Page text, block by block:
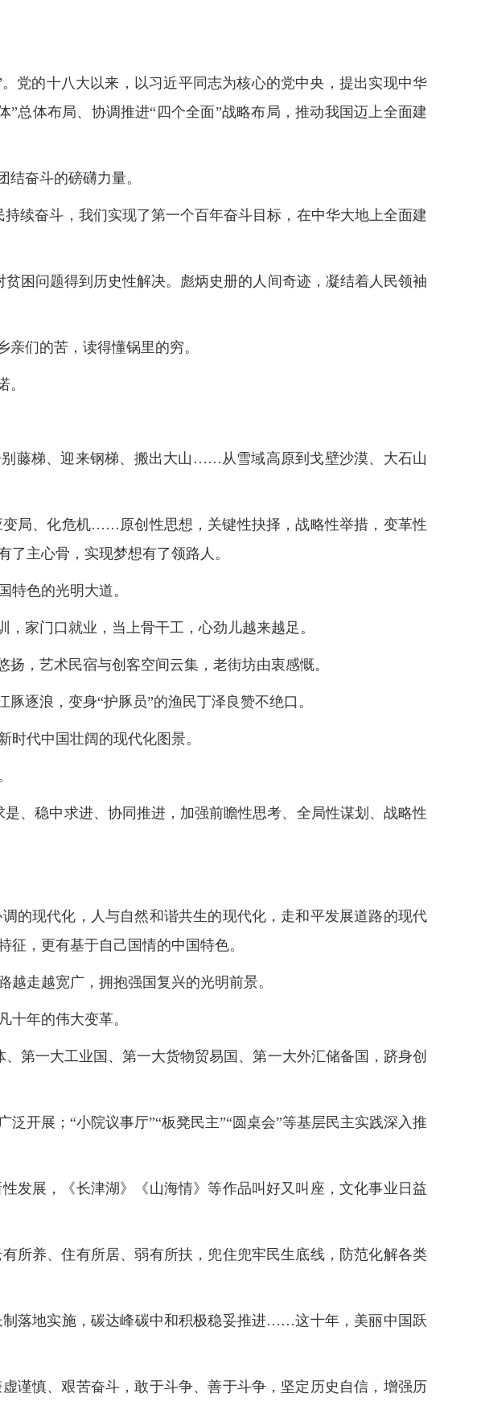
党的十八大以来，以习近平同志为核心的党中央，提出实现中华
总体布局、协调推进“四个全面”战略布局，推动我国迈上全面建
奋斗的磅礴力量。
续奋斗，我们实现了第一个百年奋斗目标，在中华大地上全面建
困问题得到历史性解决。彪炳史册的人间奇迹，凝结着人民领袖
们的苦，读得懂锅里的穷。
藤梯、迎来钢梯、搬出大山……从雪域高原到戈壁沙漠、大石山
局、化危机……原创性思想，关键性抉择，战略性举措，变革性
主心骨，实现梦想有了领路人。
色的光明大道。
家门口就业，当上骨干工，心劲儿越来越足。
，艺术民宿与创客空间云集，老街坊由衷感慨。
逐浪，变身“护豚员”的渔民丁泽良赞不绝口。
代中国壮阔的现代化图景。
、稳中求进、协同推进，加强前瞻性思考、全局性谋划、战略性
的现代化，人与自然和谐共生的现代化，走和平发展道路的现代
，更有基于自己国情的中国特色。
走越宽广，拥抱强国复兴的光明前景。
年的伟大变革。
第一大工业国、第一大货物贸易国、第一大外汇储备国，跻身创
开展；“小院议事厅”“板凳民主”“圆桌会”等基层民主实践深入推
发展，《长津湖》《山海情》等作品叫好又叫座，文化事业日益
所养、住有所居、弱有所扶，兜住兜牢民生底线，防范化解各类
落地实施，碳达峰碳中和积极稳妥推进……这十年，美丽中国跃
谨慎、艰苦奋斗，敢于斗争、善于斗争，坚定历史自信，增强历